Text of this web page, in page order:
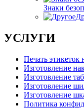
Знаки
УСЛУГИ
Печать этикеток
Изготовление
Изготовление
Изготовление
Изготовление
Политика